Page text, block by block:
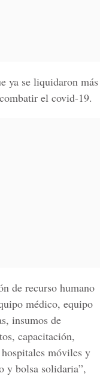
ya se liquidaron más
el covid-19.
de recurso humano
médico, equipo
insumos de
capacitación,
móviles y
y bolsa solidaria”,